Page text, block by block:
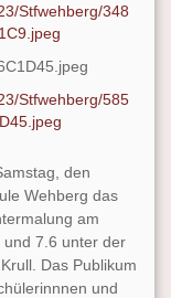
Stfwehberg/348
Stfwehberg/585
den
Wehberg das
am
und 7.6 unter der
Das Publikum
und